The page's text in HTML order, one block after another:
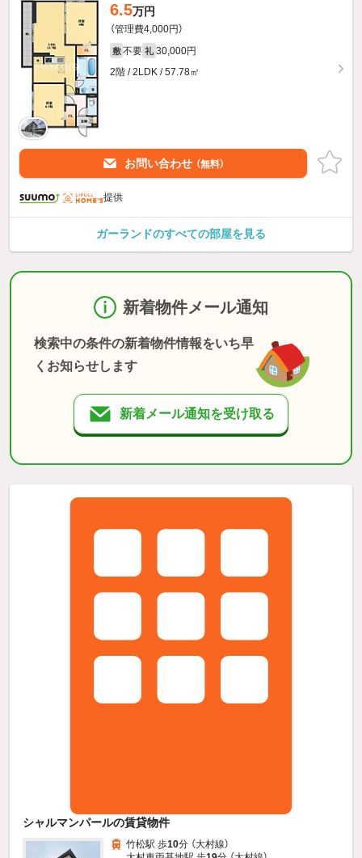
6.5万円
（管理費4,000円）
敷 不要 礼 30,000円
2階 / 2LDK / 57.78㎡
お問い合わせ （無料）
提供
ガーランドのすべての部屋を見る
新着物件メール通知
検索中の条件の新着物件情報をいち早
くお知らせします
新着メール通知を受け取る
シャルマンパールの賃貸物件
竹松駅 歩10分 （大村線）